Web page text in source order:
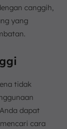
canggih,
yang
tidak
dapat
cara